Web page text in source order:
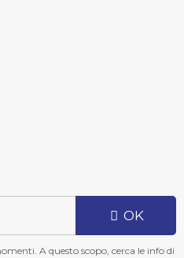
OK
A questo scopo, cerca le info di